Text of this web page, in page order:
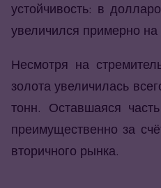
устойчивость: в
увеличился примерно на
Несмотря на
золота увеличилась
тонн. Оставшаяся
преимущественно за
вторичного рынка.